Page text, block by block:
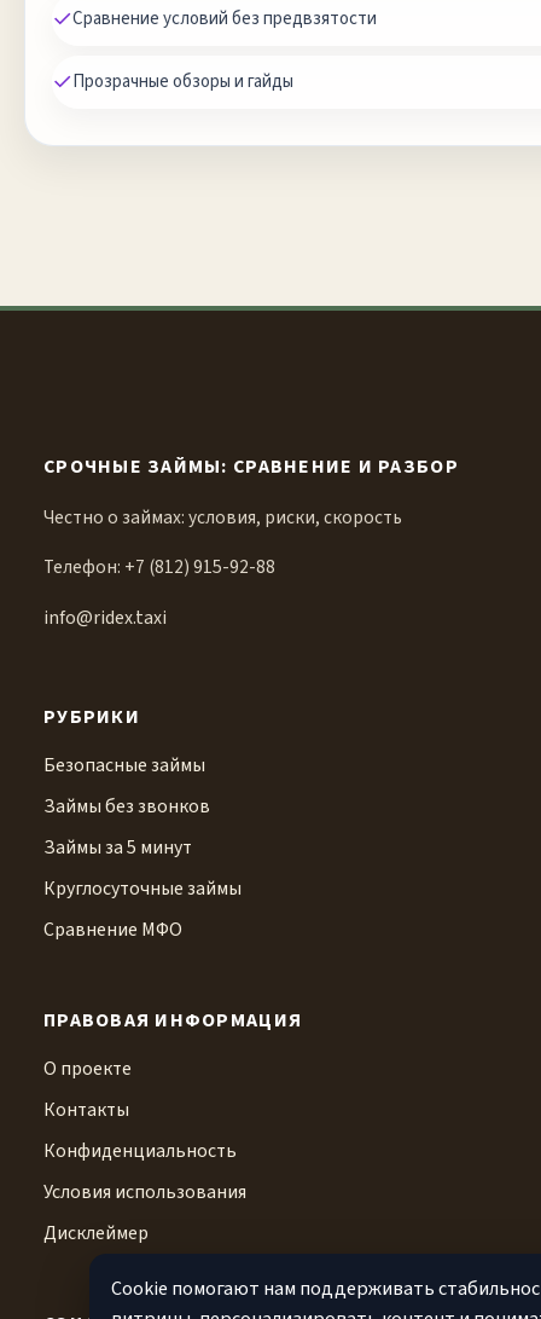
✓Сравнение условий без предвзятости
✓Прозрачные обзоры и гайды
СРОЧНЫЕ ЗАЙМЫ: СРАВНЕНИЕ И РАЗБОР
Честно о займах: условия, риски, скорость
Телефон: +7 (812) 915-92-88
info@ridex.taxi
РУБРИКИ
Безопасные займы
Займы без звонков
Займы за 5 минут
Круглосуточные займы
Сравнение МФО
ПРАВОВАЯ ИНФОРМАЦИЯ
О проекте
Контакты
Конфиденциальность
Условия использования
Дисклеймер
Cookie помогают нам поддерживать